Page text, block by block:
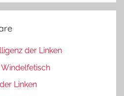
der Linken
Linken